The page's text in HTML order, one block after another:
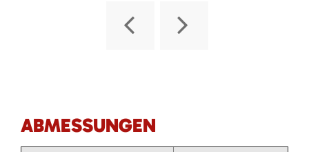
ABMESSUNGEN